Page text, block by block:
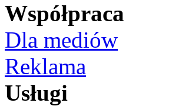
Współpraca
Dla mediów
Reklama
Usługi